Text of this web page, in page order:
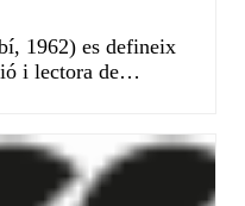
1962) es defineix
i lectora de…